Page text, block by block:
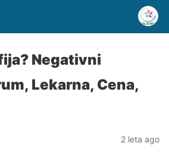
Negativni
Lekarna, Cena,
2 leta ago